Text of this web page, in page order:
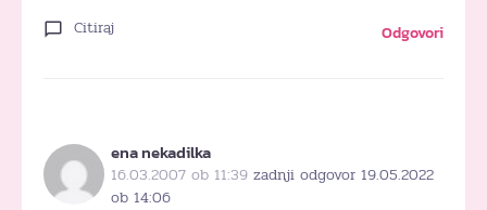
Citiraj Odgovori
ena nekadilka
16.03.2007 ob 11:39 zadnji odgovor 19.05.2022
ob 14:06